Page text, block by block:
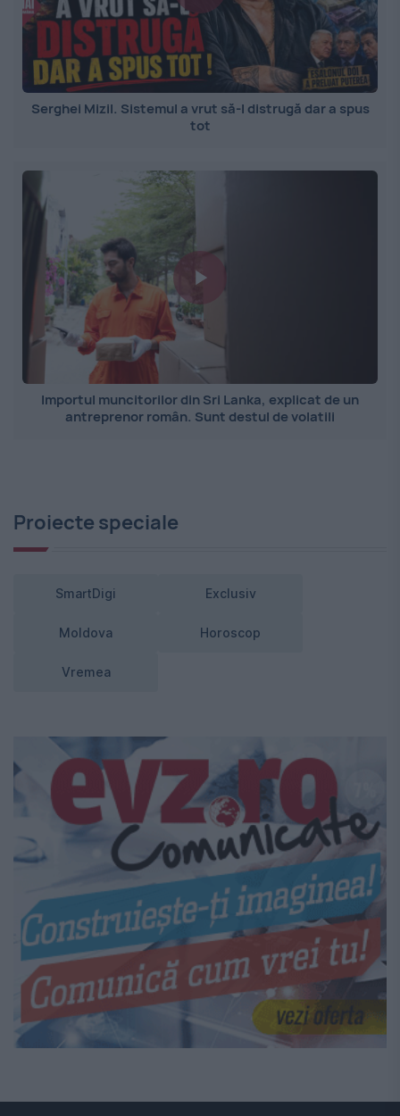
Serghei Mizil. Sistemul a vrut să-l distrugă dar a spus
tot
Importul muncitorilor din Sri Lanka, explicat de un
antreprenor român. Sunt destul de volatili
Proiecte speciale
SmartDigi Exclusiv
Moldova Horoscop
Vremea